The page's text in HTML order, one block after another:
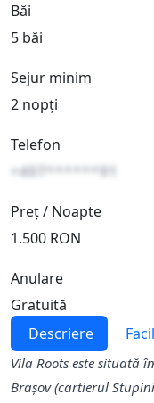
Băi
5 băi
Sejur minim
2 nopți
Telefon
+407******91
Preț / Noapte
1.500 RON
Anulare
Gratuită
Descriere
Vila Roots este situată
Brașov (cartierul